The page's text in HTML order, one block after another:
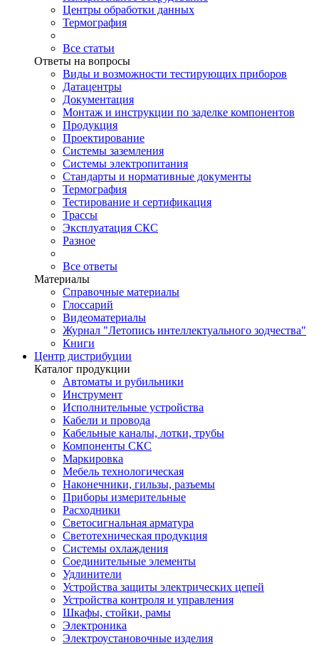
Центры обработки данных
Термография
Все статьи
Ответы на вопросы
Виды и возможности тестирующих приборов
Датацентры
Документация
Монтаж и инструкции по заделке компонентов
Продукция
Проектирование
Системы заземления
Системы электропитания
Стандарты и нормативные документы
Термография
Тестирование и сертификация
Трассы
Эксплуатация СКС
Разное
Все ответы
Материалы
Справочные материалы
Глоссарий
Видеоматериалы
Журнал "Летопись интеллектуального зодчества"
Книги
Центр дистрибуции
Каталог продукции
Автоматы и рубильники
Инструмент
Исполнительные устройства
Кабели и провода
Кабельные каналы, лотки, трубы
Компоненты СКС
Маркировка
Мебель технологическая
Наконечники, гильзы, разъемы
Приборы измерительные
Расходники
Светосигнальная арматура
Светотехническая продукция
Системы охлаждения
Соединительные элементы
Удлинители
Устройства защиты электрических цепей
Устройства контроля и управления
Шкафы, стойки, рамы
Электроника
Электроустановочные изделия